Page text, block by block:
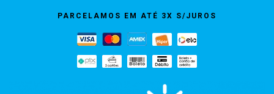
PARCELAMOS EM ATÉ 3X S/JUROS